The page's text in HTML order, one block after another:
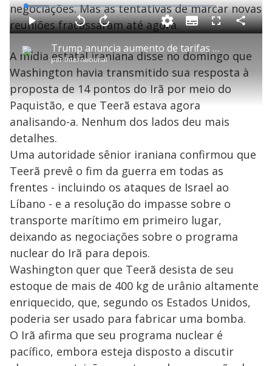
negociações. Mas as tentativas de marcar novas
reuniões fracassaram até agora.
P
l
a
y
V
i
d
e
o
Trump anuncia aumento de tarifas para veículos da União Europeia
por Internacional
P V
t
a
r
0
s
e
g
n
d
A
n
ç
a
1
0
s
e
u
n
d
o
s
M
u
d
L
o
a
d
e
1
2
.
4
1
S
u
b
i
t
l
F
l
s
c
e
e
n
C
o
a
r
A mídia estatal iraniana disse no domingo que
Washington havia transmitido sua resposta à
proposta de 14 pontos do Irã por meio do
Paquistão, e que Teerã estava agora
analisando-a. Nenhum dos lados deu mais
detalhes.
Uma autoridade sênior iraniana confirmou que
Teerã prevê o fim da guerra em todas as
frentes - incluindo os ataques de Israel ao
Líbano - e a resolução do impasse sobre o
transporte marítimo em primeiro lugar,
deixando as negociações sobre o programa
nuclear do Irã para depois.
Washington quer que Teerã desista de seu
estoque de mais de 400 kg de urânio altamente
enriquecido, que, segundo os Estados Unidos,
poderia ser usado para fabricar uma bomba.
O Irã afirma que seu programa nuclear é
pacífico, embora esteja disposto a discutir